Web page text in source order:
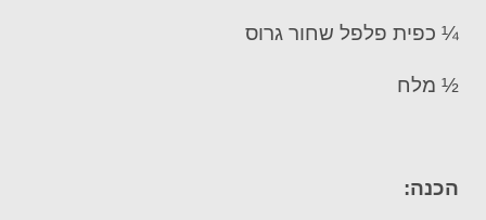
¼ כפית פלפל שחור גרוס
½ מלח
הכנה: